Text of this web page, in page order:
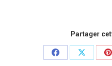
Partager
PartagerPartager